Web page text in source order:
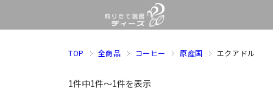
TOP 全商品 コーヒー 原産国 エクアドル
1件中1件～1件を表示